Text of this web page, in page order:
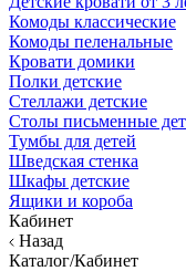
Комоды классические
Комоды пеленальные
Кровати домики
Полки детские
Стеллажи детские
Столы письменные
Тумбы для детей
Шведская стенка
Шкафы детские
Ящики и короба
Кабинет
Назад
Каталог/Кабинет